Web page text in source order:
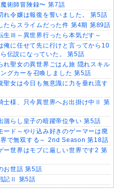
術師冒険録〜 第7話
れ令嬢は報復を誓いました。 第5話
たらスライムだった件 第4期 第89話
生Ⅲ～異世界行ったら本気だす～
俺に任せて先に行けと言ってから10
伝説になっていた。 第5話
れ聖女の異世界ごはん旅 隠れスキル
グカーを召喚しました 第5話
聖女は今日も無意識に力を垂れ流す
士様、只今異世界へお出掛け中Ⅱ 第
涸らし皇子の暗躍帝位争い 第5話
ード～やり込み好きのゲーマーは廃
で無双する～ 2nd Season 第18話
ー世界はモブに厳しい世界です2 第
お世話 第5話
記Ⅱ 第5話